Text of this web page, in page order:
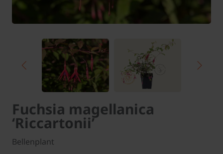
Fuchsia magellanica
‘Riccartonii’
Bellenplant